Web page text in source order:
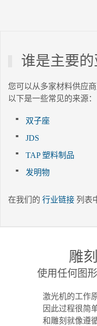
谁是主要的
您可以从多家材料供应
以下是一些常见的来源：
双子座
JDS
TAP 塑料制品
发明物
在我们的 行业链接 列表
雕
使用任何图
激光机的工作
因此过程很简
和雕刻就像遵